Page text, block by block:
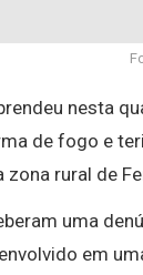
nesta
de fogo e
zona rural de
uma
em